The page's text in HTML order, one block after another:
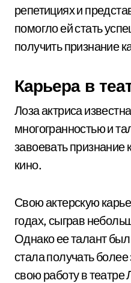
репетициях и
помогло ей стать
получить признание
Карьера в
Лоза актриса
многогранностью и
завоевать признание
кино.
Свою актерскую
годах, сыграв
Однако ее талант
стала получать
свою работу в театре